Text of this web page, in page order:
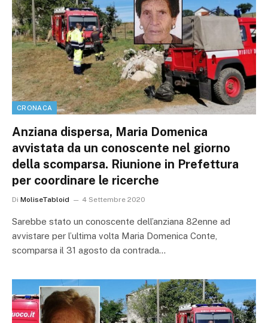
CRONACA
Anziana dispersa, Maria Domenica
avvistata da un conoscente nel giorno
della scomparsa. Riunione in Prefettura
per coordinare le ricerche
Di MoliseTabloid 4 Settembre 2020
Sarebbe stato un conoscente dell’anziana 82enne ad
avvistare per l’ultima volta Maria Domenica Conte,
scomparsa il 31 agosto da contrada…